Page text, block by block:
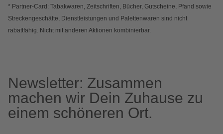
* Partner-Card: Tabakwaren, Zeitschriften, Bücher, Gutscheine, Pfand sowie
Streckengeschäfte, Dienstleistungen und Palettenwaren sind nicht
rabattfähig. Nicht mit anderen Aktionen kombinierbar.
Newsletter: Zusammen
machen wir Dein Zuhause zu
einem schöneren Ort.